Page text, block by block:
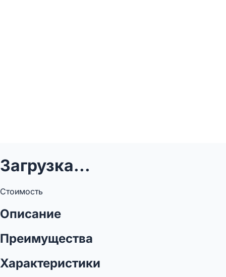
Загрузка...
Стоимость
Описание
Преимущества
Характеристики